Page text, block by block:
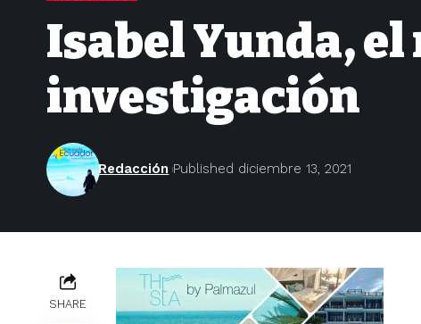
Isabel Yunda, el
investigación
Redacción Published diciembre 13, 2021
SHARE